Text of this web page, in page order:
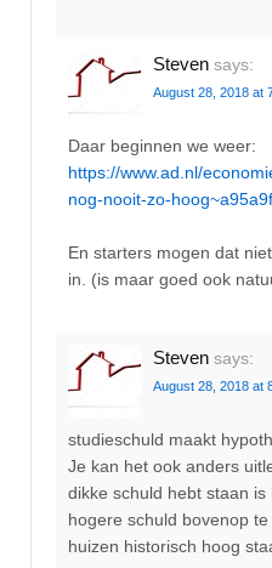
Steven says:
August 28, 2018 at
Daar beginnen we weer:
https://www.ad.nl/
nog-nooit-zo-
En starters mogen dat
in. (is maar goed ook
Steven says:
August 28, 2018 at
studieschuld maakt
Je kan het ook anders
dikke schuld hebt staan
hogere schuld bovenop
huizen historisch hoog